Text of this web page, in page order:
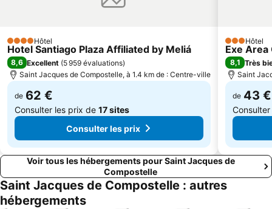
4 ÉtoilesHôtel
Hotel Santiago Plaza Affiliated by Meliá
8,6 Excellent (5 959 évaluations)
Saint Jacques de Compostelle, à 1.4 km de : Centre-ville
de 62 €
Consulter les prix de 17 sites
Consulter les prix
3 Étoiles
Hôtel
Exe Area
8,1 Très
Saint
de 43 €
Voir tous les hébergements pour Saint Jacques de
Compostelle
Saint Jacques de Compostelle : autres
hébergements